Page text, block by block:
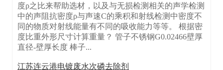
度ρ之比来帮助选材，以及与无损检测相关的声学检测
中的声阻抗密度ρ与声速C的乘积和射线检测中密度不
同的物质对射线能量有不同的吸收能力等等。 根据密
度比重外形尺寸计算重量？ 管子不锈钢G0.02466壁厚
直径-壁厚长度 棒子...
江苏连云港电镀废水次磷去除剂